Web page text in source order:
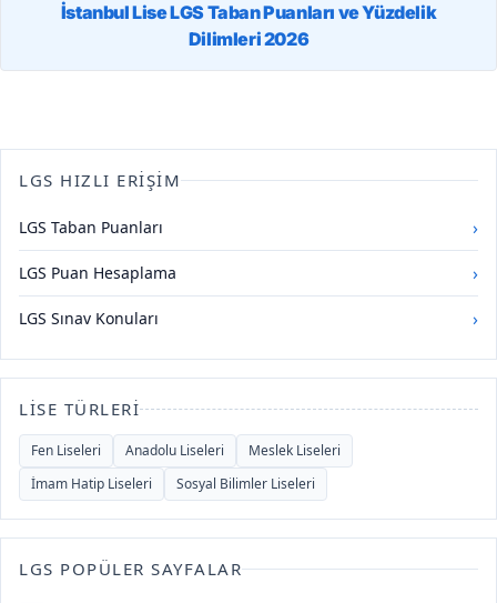
İstanbul Lise LGS Taban Puanları ve Yüzdelik
Dilimleri 2026
LGS HIZLI ERIŞIM
LGS Taban Puanları ›
LGS Puan Hesaplama ›
LGS Sınav Konuları ›
LISE TÜRLERI
Fen Liseleri Anadolu Liseleri
Meslek Liseleri
İmam Hatip Liseleri
Sosyal Bilimler Liseleri
LGS POPÜLER SAYFALAR